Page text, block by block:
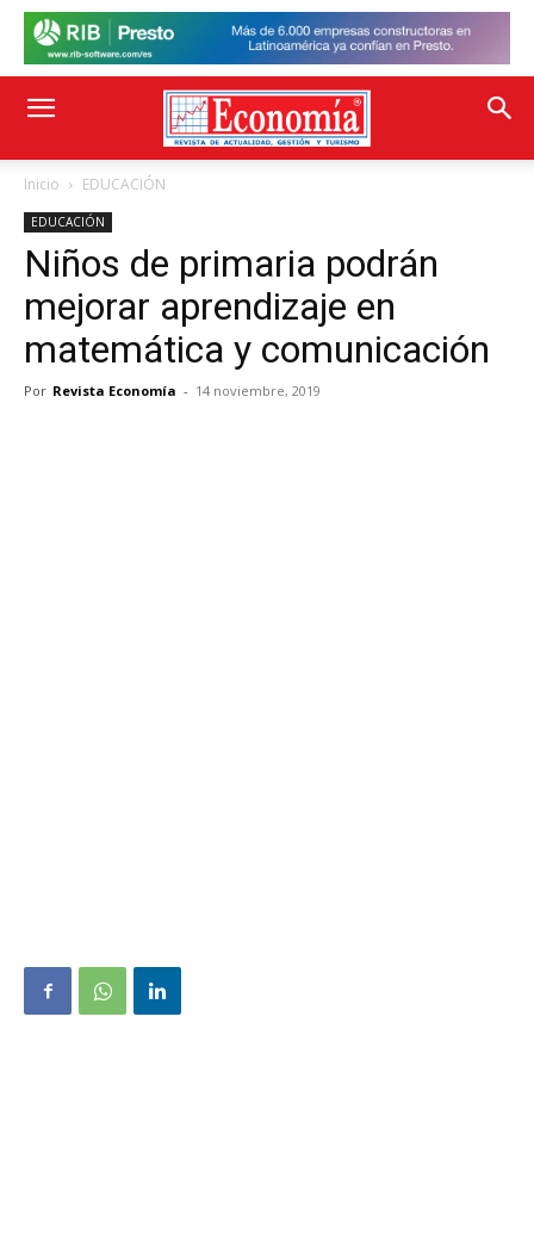
Inicio EDUCACIÓN
EDUCACIÓN
Niños de primaria podrán
mejorar aprendizaje en
matemática y comunicación
Por Revista Economía - 14 noviembre, 2019